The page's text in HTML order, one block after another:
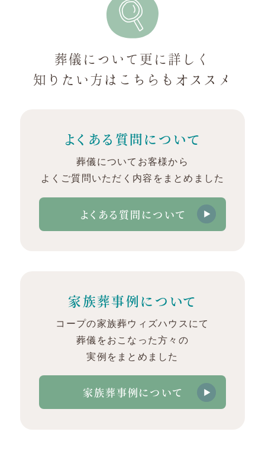
葬儀について更に詳しく
知りたい方は こちらもオススメ
よくある質問について
葬儀についてお客様から
よくご質問いただく内容をまとめました
よくある質問について
家族葬事例について
コープの家族葬ウィズハウスにて
葬儀をおこなった方々の
実例をまとめました
家族葬事例について